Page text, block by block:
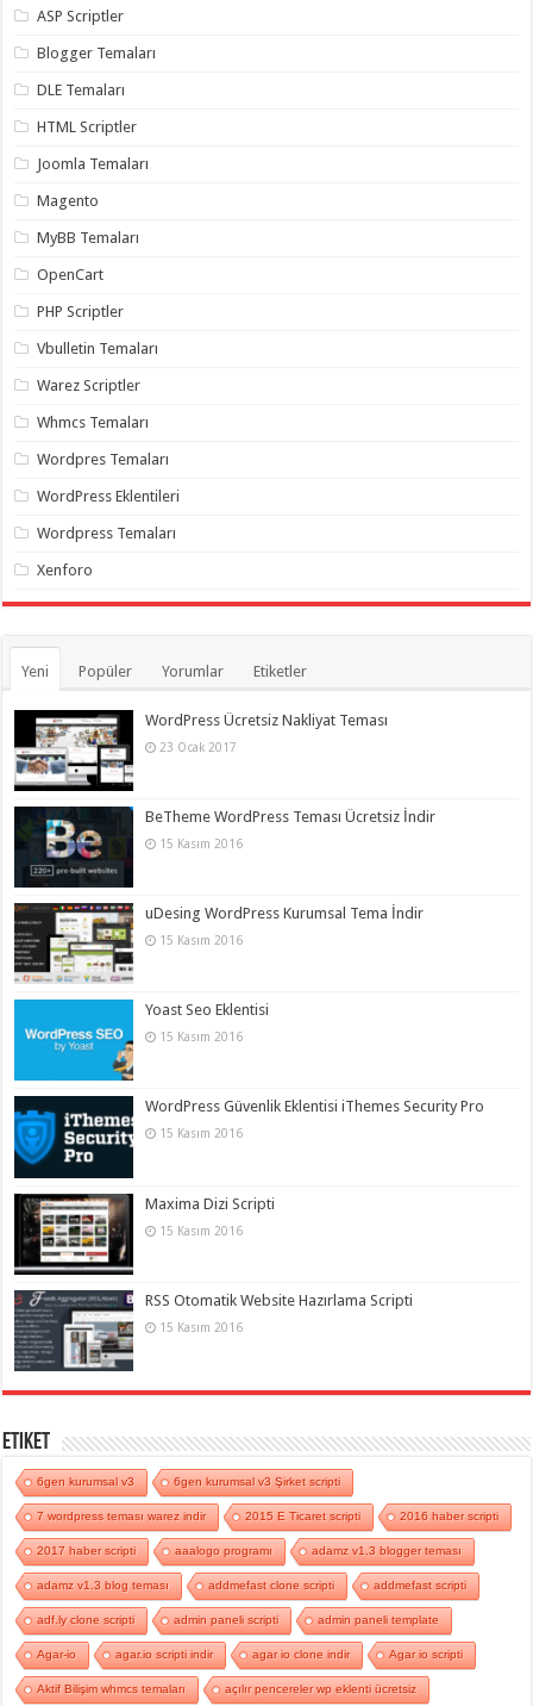
evden
taşımacılık,
organizasyon,
organizasyon,
organizasyon,
organizasyon,
organizasyon,
organizasyon,
palyaço,
takipçi
twitter
hilesi ,
instagram
takipçi
hilesi
ASP Scriptler
Blogger Temaları
DLE Temaları
HTML Scriptler
Joomla Temaları
Magento
MyBB Temaları
OpenCart
PHP Scriptler
Vbulletin Temaları
Warez Scriptler
Whmcs Temaları
Wordpres Temaları
WordPress Eklentileri
Wordpress Temaları
Xenforo
Yeni Popüler Yorumlar Etiketler
WordPress Ücretsiz Nakliyat Teması
23 Ocak 2017
BeTheme WordPress Teması Ücretsiz İndir
15 Kasım 2016
uDesing WordPress Kurumsal Tema İndir
15 Kasım 2016
Yoast Seo Eklentisi
15 Kasım 2016
WordPress Güvenlik Eklentisi iThemes Security Pro
15 Kasım 2016
Maxima Dizi Scripti
15 Kasım 2016
RSS Otomatik Website Hazırlama Scripti
15 Kasım 2016
Etiket
6gen kurumsal v3 6gen kurumsal v3 Şirket scripti
7 wordpress teması warez indir 2015 E Ticaret scripti 2016 haber scripti
2017 haber scripti aaalogo programı adamz v1.3 blogger teması
adamz v1.3 blog teması addmefast clone scripti addmefast scripti
adf.ly clone scripti admin paneli scripti admin paneli template
Agar-io agar.io scripti indir agar io clone indir Agar io scripti
Aktif Bilişim whmcs temaları açılır pencereler wp eklenti ücretsiz